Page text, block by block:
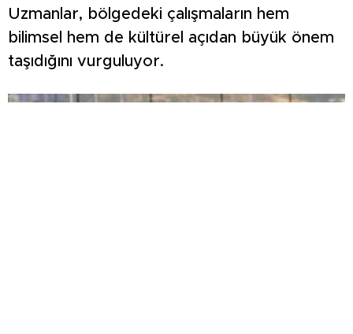
Uzmanlar, bölgedeki çalışmaların hem
bilimsel hem de kültürel açıdan büyük önem
taşıdığını vurguluyor.